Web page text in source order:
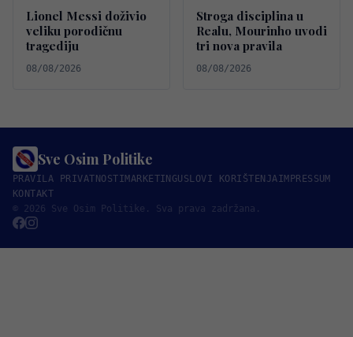
Lionel Messi doživio
veliku porodičnu
tragediju
08/08/2026
Stroga disciplina u
Realu, Mourinho uvodi
tri nova pravila
08/08/2026
Sve Osim Politike
PRAVILA PRIVATNOSTI MARKETINGUSLOVI KORIŠTENJAIMPRESSUM
KONTAKT
© 2026 Sve Osim Politike. Sva prava zadržana.